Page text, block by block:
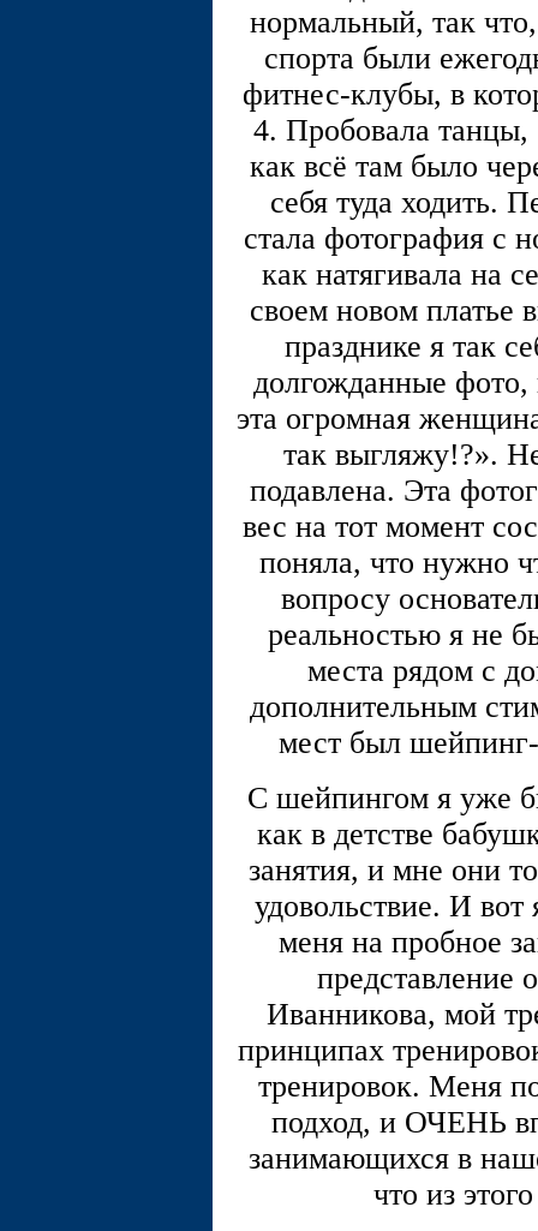
нормальный, так
спорта были
фитнес-клубы, в
4. Пробовала
как всё там было
себя туда ходить.
стала фотография с
как натягивала на
своем новом платье
празднике я так
долгожданные фото,
эта огромная
так выгляжу!?».
подавлена. Эта
вес на тот момент
поняла, что нужно
вопросу
реальностью я не
места рядом с
дополнительным
мест был
С шейпингом я уже
как в детстве
занятия, и мне они
удовольствие. И вот
меня на пробное
Иванникова, мой
принципах
тренировок. Меня
подход, и ОЧЕНЬ
занимающихся в
что из